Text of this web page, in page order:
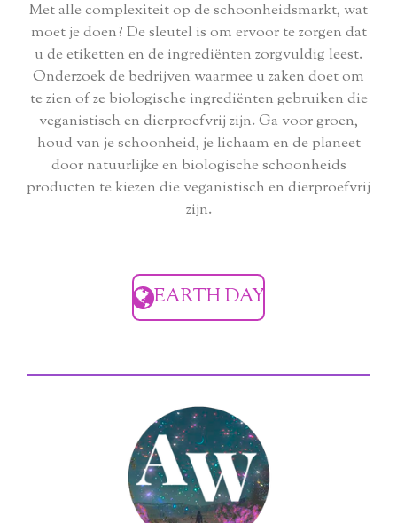
Met alle complexiteit op de schoonheidsmarkt, wat
moet je doen? De sleutel is om ervoor te zorgen dat
u de etiketten en de ingrediënten zorgvuldig leest.
Onderzoek de bedrijven waarmee u zaken doet om
te zien of ze biologische ingrediënten gebruiken die
veganistisch en dierproefvrij zijn. Ga voor groen,
houd van je schoonheid, je lichaam en de planeet
door natuurlijke en biologische schoonheids
producten te kiezen die veganistisch en dierproefvrij
zijn.
EARTH DAY